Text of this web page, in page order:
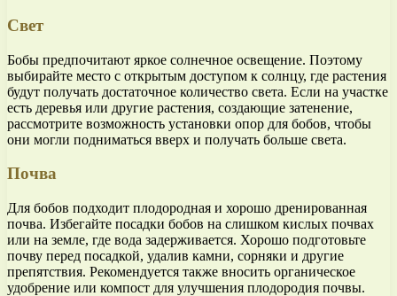
Свет
Бобы предпочитают яркое солнечное освещение. Поэтому
выбирайте место с открытым доступом к солнцу, где растения
будут получать достаточное количество света. Если на участке
есть деревья или другие растения, создающие затенение,
рассмотрите возможность установки опор для бобов, чтобы
они могли подниматься вверх и получать больше света.
Почва
Для бобов подходит плодородная и хорошо дренированная
почва. Избегайте посадки бобов на слишком кислых почвах
или на земле, где вода задерживается. Хорошо подготовьте
почву перед посадкой, удалив камни, сорняки и другие
препятствия. Рекомендуется также вносить органическое
удобрение или компост для улучшения плодородия почвы.